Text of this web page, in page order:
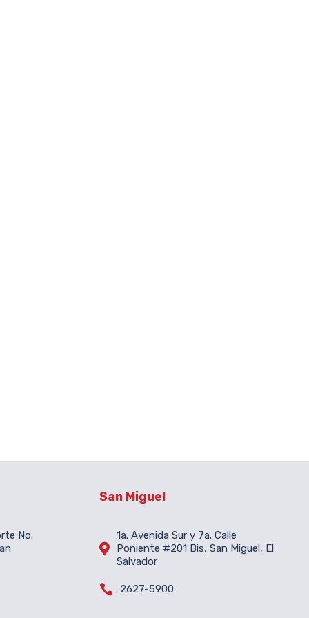
No.
San Miguel

1a. Avenida Sur y 7a. Calle
Poniente #201 Bis, San Miguel, El
Salvador
 2627-5900